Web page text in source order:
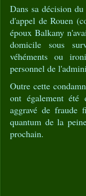
Dans sa décision
d'appel de Rouen
époux Balkany
domicile sous
véhéments ou
personnel de
Outre cette
ont également été
aggravé de fraude
quantum de la
prochain.